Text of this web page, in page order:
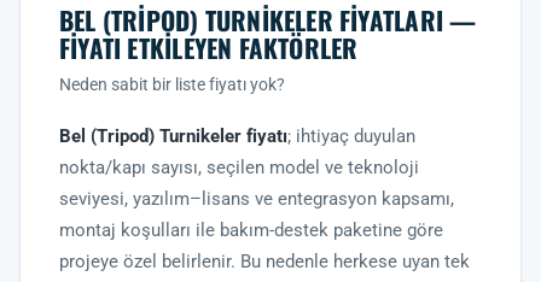
BEL (TRIPOD) TURNIKELER FIYATLARI —
FIYATI ETKILEYEN FAKTÖRLER
Neden sabit bir liste fiyatı yok?
Bel (Tripod) Turnikeler fiyatı; ihtiyaç duyulan
nokta/kapı sayısı, seçilen model ve teknoloji
seviyesi, yazılım–lisans ve entegrasyon kapsamı,
montaj koşulları ile bakım-destek paketine göre
projeye özel belirlenir. Bu nedenle herkese uyan tek